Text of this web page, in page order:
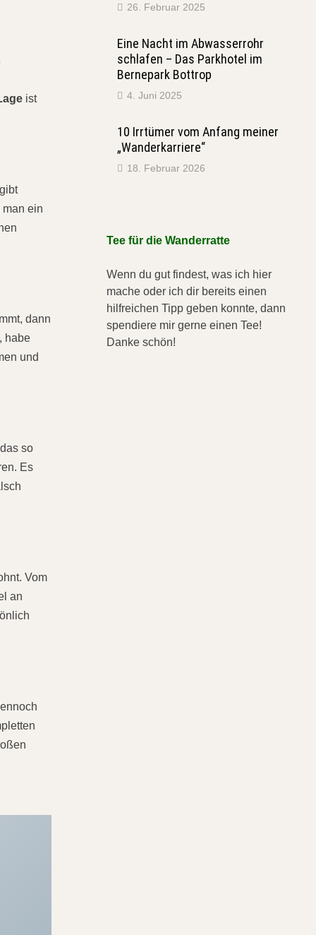
ist
ein
dann
habe
und
so
Es
Vom
an
26. Februar 2025
Eine Nacht im Abwasserrohr
schlafen – Das Parkhotel im
Bernepark Bottrop
4. Juni 2025
10 Irrtümer vom Anfang meiner
„Wanderkarriere“
18. Februar 2026
Tee für die Wanderratte
Wenn du gut findest, was ich hier
mache oder ich dir bereits einen
hilfreichen Tipp geben konnte, dann
spendiere mir gerne einen Tee!
Danke schön!